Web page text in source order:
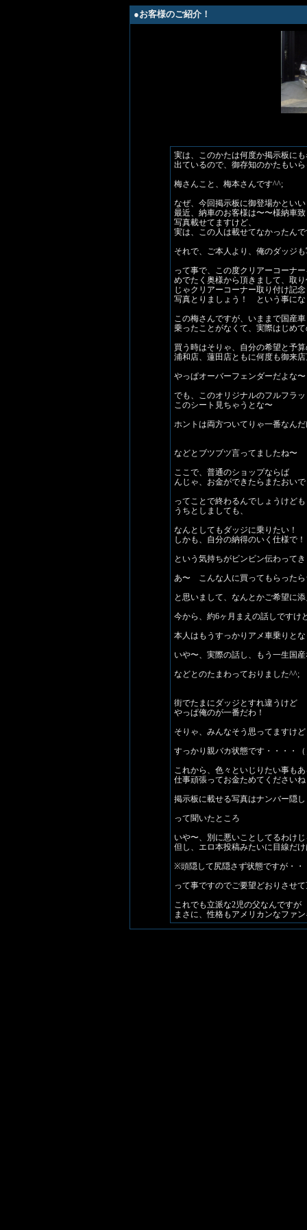
●お客様のご紹介！
実は、このかたは何度か掲示板に
出ているので、御存知のかたもい
梅さんこと、梅本さんです^^;
なぜ、今回掲示板に御登場かとい
最近、納車のお客様は〜〜様納車
写真載せてますけど、
実は、この人は載せてなかったん
それで、ご本人より、俺のダッジ
って事で、この度クリアーコーナ
めでたく奥様から頂きまして、取
じゃクリアーコーナー取り付け記
写真とりましょう！ という事にな
この梅さんですが、いままで国産
乗ったことがなくて、実際はじめ
買う時はそりゃ、自分の希望と予
浦和店、蓮田店ともに何度も御来
やっぱオーバーフェンダーだよな〜
でも、このオリジナルのフルフラ
このシート見ちゃうとな〜
ホントは両方ついてりゃ一番なん
などとブツブツ言ってましたね〜
ここで、普通のショップならば
んじゃ、お金ができたらまたおい
ってことで終わるんでしょうけども
うちとしましても、
なんとしてもダッジに乗りたい！
しかも、自分の納得のいく仕様で！
という気持ちがビンビン伝わって
あ〜 こんな人に買ってもらった
と思いまして、なんとかご希望に
今から、約6ヶ月まえの話しですけ
本人はもうすっかりアメ車乗りと
いや〜、実際の話し、もう一生国
などとのたまわっておりました^^;
街でたまにダッジとすれ違うけど
やっぱ俺のが一番だわ！
そりゃ、みんなそう思ってますけ
すっかり親バカ状態です・・・・（
これから、色々といじりたい事も
仕事頑張ってお金ためてください
掲示板に載せる写真はナンバー隠
って聞いたところ
いや〜、別に悪いことしてるわけ
但し、エロ本投稿みたいに目線だ
※頭隠して尻隠さず状態ですが・・
って事ですのでご要望どおりさせ
これでも立派な2児の父なんですが
まさに、性格もアメリカンなファ